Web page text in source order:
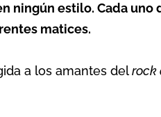
ningún estilo. Cada uno
matices.
a los amantes delrock